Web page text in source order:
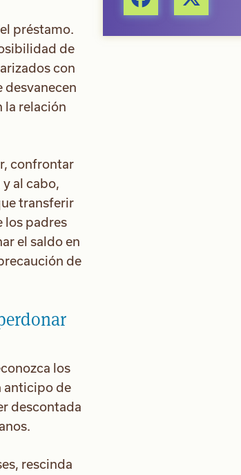
préstamo.
de
con
desvanecen
la relación
confrontar
al cabo,
transferir
los padres
el saldo en
de
los
anticipo de
descontada
rescinda